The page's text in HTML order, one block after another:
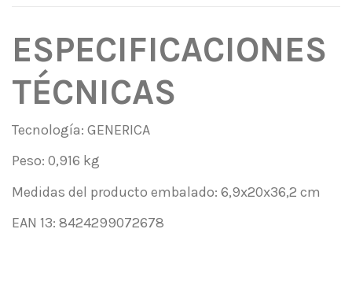
ESPECIFICACIONES
TÉCNICAS
Tecnología: GENERICA
Peso: 0,916 kg
Medidas del producto embalado: 6,9x20x36,2 cm
EAN 13: 8424299072678